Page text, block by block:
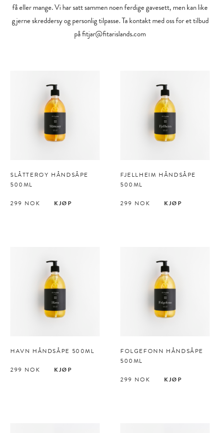
få eller mange. Vi har satt sammen noen ferdige gavesett, men kan like
gjerne skreddersy og personlig tilpasse. Ta kontakt med oss for et tilbud
på fitjar@fitarislands.com
SLÅTTERØY HÅNDSÅPE
500ML
299 NOK KJØP
FJELLHEIM HÅNDSÅPE
500ML
299 NOK KJØP
HAVN HÅNDSÅPE 500ML
299 NOK KJØP
FOLGEFONN HÅNDSÅPE
500ML
299 NOK KJØP